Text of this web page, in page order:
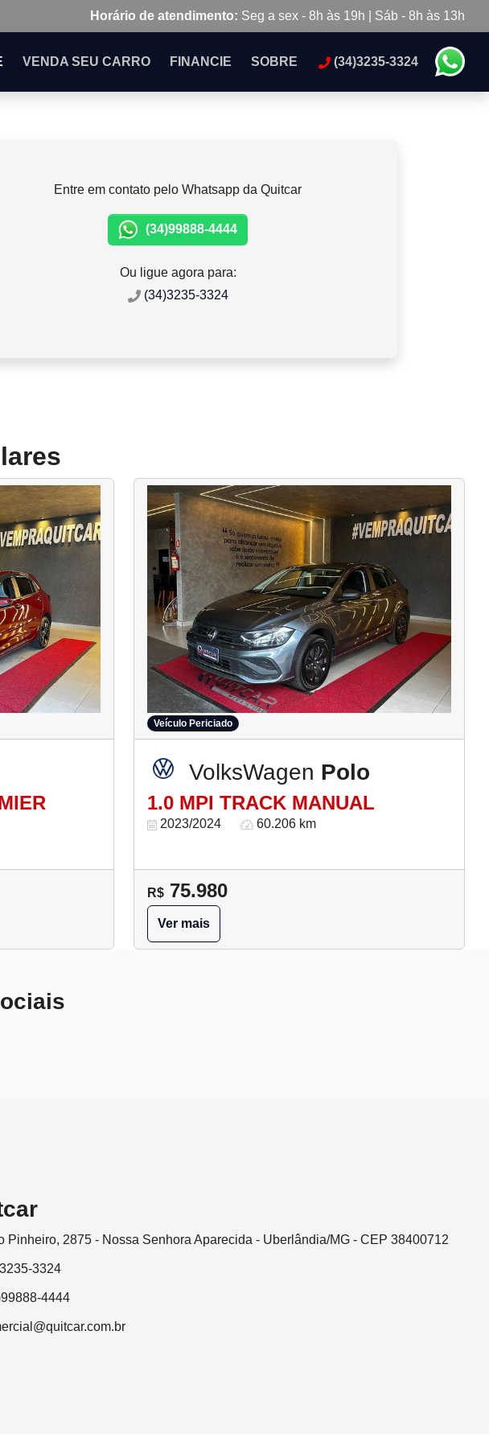
Horário de atendimento: Seg a sex - 8h às 19h | Sáb - 8h às 13h
VENDA SEU CARRO FINANCIE SOBRE (34)3235-3324
Entre em contato pelo Whatsapp da Quitcar
(34)99888-4444
Ou ligue agora para:
(34)3235-3324
Veículo Periciado
VolksWagen Polo
1.0 MPI TRACK MANUAL
2023/2024 60.206 km
R$ 75.980
Ver mais
Pinheiro, 2875 - Nossa Senhora Aparecida - Uberlândia/MG - CEP 38400712
3324
4444